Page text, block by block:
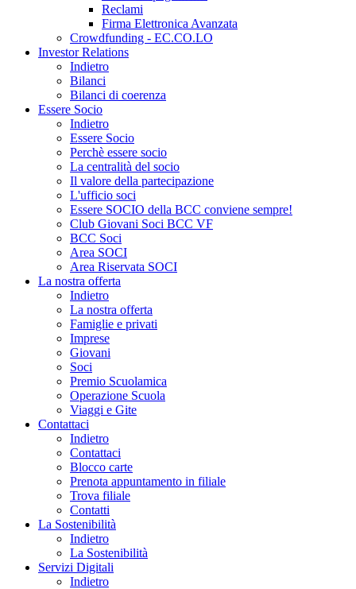
Reclami
Firma Elettronica Avanzata
Crowdfunding - EC.CO.LO
Investor Relations
Indietro
Bilanci
Bilanci di coerenza
Essere Socio
Indietro
Essere Socio
Perchè essere socio
La centralità del socio
Il valore della partecipazione
L'ufficio soci
Essere SOCIO della BCC conviene sempre!
Club Giovani Soci BCC VF
BCC Soci
Area SOCI
Area Riservata SOCI
La nostra offerta
Indietro
La nostra offerta
Famiglie e privati
Imprese
Giovani
Soci
Premio Scuolamica
Operazione Scuola
Viaggi e Gite
Contattaci
Indietro
Contattaci
Blocco carte
Prenota appuntamento in filiale
Trova filiale
Contatti
La Sostenibilità
Indietro
La Sostenibilità
Servizi Digitali
Indietro